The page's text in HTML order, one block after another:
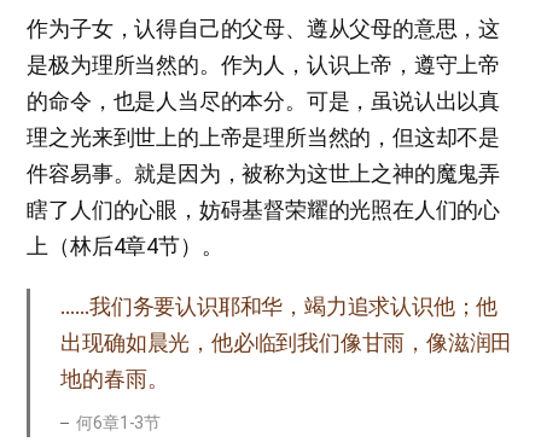
作为子女，认得自己的父母、遵从父母的意思，这
是极为理所当然的。作为人，认识上帝，遵守上帝
的命令，也是人当尽的本分。可是，虽说认出以真
理之光来到世上的上帝是理所当然的，但这却不是
件容易事。就是因为，被称为这世上之神的魔鬼弄
瞎了人们的心眼，妨碍基督荣耀的光照在人们的心
上（林后4章4节）。
……我们务要认识耶和华，竭力追求认识他；他
出现确如晨光，他必临到我们像甘雨，像滋润田
地的春雨。
何6章1-3节